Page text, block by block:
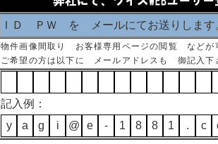
ＩＤ ＰＷ を メールにてお送りします
物件画像間取り お客様専用ページの閲覧 などが
ご希望の方は以下に メールアドレスも 御記入下
記入例：
y
a g i @ e - 1 8 8 1 . c